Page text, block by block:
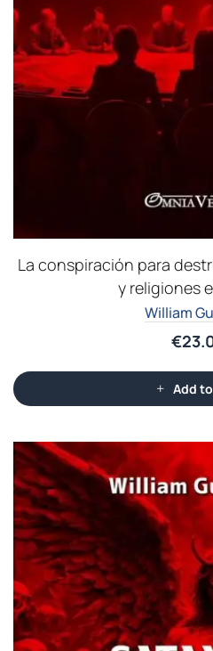
La conspiración para
y religiones
William
€
Add